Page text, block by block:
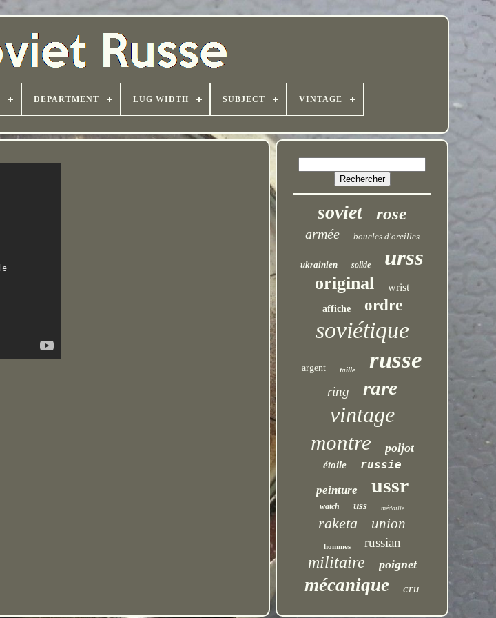
DEPARTMENT LUG WIDTH SUBJECT VINTAGE
soviet rose
armée boucles d'oreilles
ukrainien solide urss
original wrist
affiche ordre
soviétique
argent taille russe
ring rare
vintage
montre poljot
étoile
russie
peinture
ussr
watch uss médaille
raketa union
hommes russian
militaire poignet
mécanique cru